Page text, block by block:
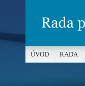
ÚVOD RADA